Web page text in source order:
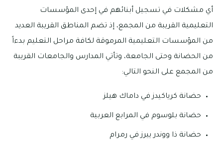
أي مشكلات في تسجيل أبنائهم في إحدى المؤسسات
التعليمية القريبة من المجمع، إذ تضم المناطق القريبة العديد
من المؤسسات التعليمية المرموقة لكافة مراحل التعليم بدءاً
من الحضانة وحتى الجامعة، وتأتي المدارس والجامعات القريبة
من المجمع على النحو التالي:
حضانة كرياكيدز في داماك هيلز
حضانة بلوسوم في المرابع العربية
حضانة ذا ووندر ييرز في رمرام